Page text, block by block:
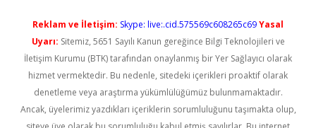
Reklam ve İletişim: Skype: live:.cid.575569c608265c69Yasal
Uyarı: Sitemiz, 5651 Sayılı Kanun gereğince Bilgi Teknolojileri ve
İletişim Kurumu (BTK) tarafından onaylanmış bir Yer Sağlayıcı olarak
hizmet vermektedir. Bu nedenle, sitedeki içerikleri proaktif olarak
denetleme veya araştırma yükümlülüğümüz bulunmamaktadır.
Ancak, üyelerimiz yazdıkları içeriklerin sorumluluğunu taşımakta olup,